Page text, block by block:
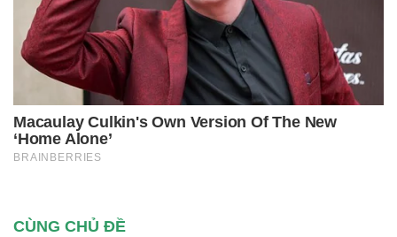
CÙNG CHỦ ĐỀ